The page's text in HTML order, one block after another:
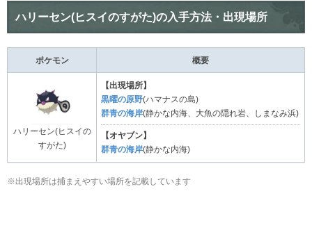
ハリーセン(ヒスイのすがた)の入手方法・出現場所
ポケモン 概要
ハリーセン(ヒスイの
すがた)
【出現場所】
黒曜の原野(ハマナスの島)
群青の海岸(静かな内海、大魚の隠れ岩、しまなみ浜)
【オヤブン】
群青の海岸(静かな内海)
※出現場所は捕まえやすい場所を記載しています